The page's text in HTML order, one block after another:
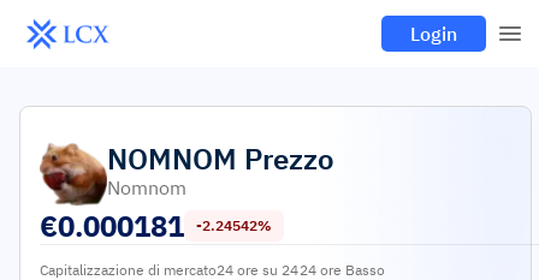
Login
NOMNOM Prezzo
Nomnom
€0.000181 -2.24542%
Capitalizzazione di mercato24 ore su 2424 ore Basso